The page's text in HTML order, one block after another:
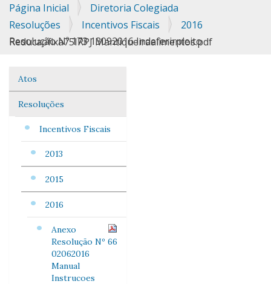
Página Inicial
Diretoria Colegiada
Resoluções
Incentivos Fiscais
2016
Resolução Nº 173 13092016 Indeferirpleito Reducaofixa75IRPJ Mantiqueiraalimentos.pdf
Navegação
Atos
Resoluções
Incentivos Fiscais
2013
2015
2016
Anexo
Resolução Nº 66
02062016
Manual
Instrucoes